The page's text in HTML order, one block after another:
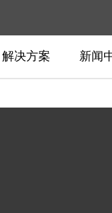
解决方案 新闻